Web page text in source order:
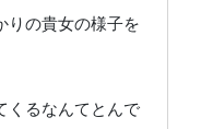
りの貴女の様子を
くるなんてとんで